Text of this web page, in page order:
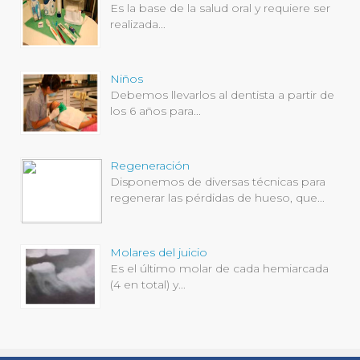
Es la base de la salud oral y requiere ser
realizada...
Niños
Debemos llevarlos al dentista a partir de
los 6 años para...
Regeneración
Disponemos de diversas técnicas para
regenerar las pérdidas de hueso, que...
Molares del juicio
Es el último molar de cada hemiarcada
(4 en total) y...